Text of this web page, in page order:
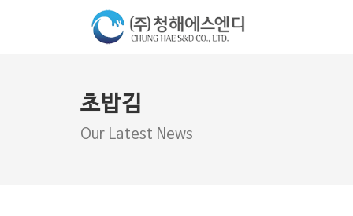
초밥김
Our Latest News